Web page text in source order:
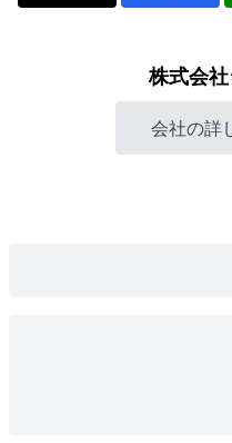
株式会
会社の詳